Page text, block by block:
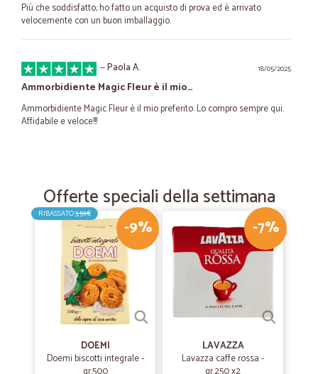
Più che soddisfatto; ho fatto un acquisto di prova ed è arrivato
velocemente con un buon imballaggio.
18/05/2025
—Paola A.
Ammorbidiente Magic Fleur è il mio…
Ammorbidiente Magic Fleur è il mio preferito. Lo compro sempre qui.
Affidabile e veloce!!!
ottimo servizio
rapidità di risposta, invio e consegna eccellenti.
—Trustpilot
comodita'
Buoni prezzi e la comodità nel portartela a casa anche per chi ha
problemi nel spostarsi gentilezza e spedizione veloce
11/05/2022
—Barbara M.
Offerte speciali della settimana
-9%
RIBASSATO3,59€
DOEMI
Doemi biscotti integrale -
-7%
LAVAZZA
Lavazza caffe rossa -